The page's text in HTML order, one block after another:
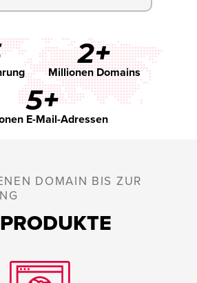
2+
Millionen Domains
5+
E-Mail-Adressen
DOMAIN BIS ZUR